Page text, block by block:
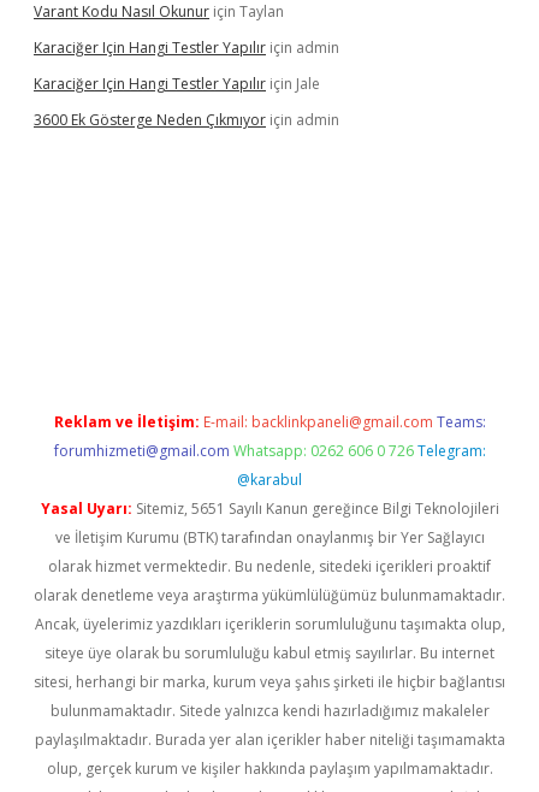
Varant Kodu Nasıl Okunur için Taylan
Karaciğer Için Hangi Testler Yapılır için admin
Karaciğer Için Hangi Testler Yapılır için Jale
3600 Ek Gösterge Neden Çıkmıyor için admin
Reklam ve İletişim: E-mail: backlinkpaneli@gmail.com Teams:
forumhizmeti@gmail.com Whatsapp: 0262 606 0 726 Telegram:
@karabul
Yasal Uyarı: Sitemiz, 5651 Sayılı Kanun gereğince Bilgi Teknolojileri
ve İletişim Kurumu (BTK) tarafından onaylanmış bir Yer Sağlayıcı
olarak hizmet vermektedir. Bu nedenle, sitedeki içerikleri proaktif
olarak denetleme veya araştırma yükümlülüğümüz bulunmamaktadır.
Ancak, üyelerimiz yazdıkları içeriklerin sorumluluğunu taşımakta olup,
siteye üye olarak bu sorumluluğu kabul etmiş sayılırlar. Bu internet
sitesi, herhangi bir marka, kurum veya şahıs şirketi ile hiçbir bağlantısı
bulunmamaktadır. Sitede yalnızca kendi hazırladığımız makaleler
paylaşılmaktadır. Burada yer alan içerikler haber niteliği taşımamakta
olup, gerçek kurum ve kişiler hakkında paylaşım yapılmamaktadır.